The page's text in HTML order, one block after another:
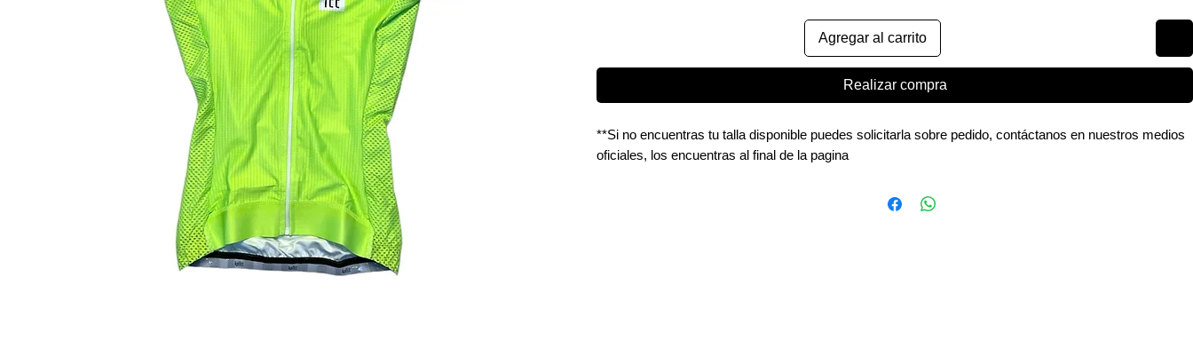
Agregar al carrito
Realizar compra
**Si no encuentras tu talla disponible puedes solicitarla sobre pedido, contáctanos en nuestros medios
oficiales, los encuentras al final de la pagina